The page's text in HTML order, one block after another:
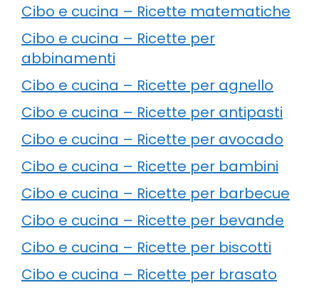
Cibo e cucina – Ricette matematiche
Cibo e cucina – Ricette per
abbinamenti
Cibo e cucina – Ricette per agnello
Cibo e cucina – Ricette per antipasti
Cibo e cucina – Ricette per avocado
Cibo e cucina – Ricette per bambini
Cibo e cucina – Ricette per barbecue
Cibo e cucina – Ricette per bevande
Cibo e cucina – Ricette per biscotti
Cibo e cucina – Ricette per brasato